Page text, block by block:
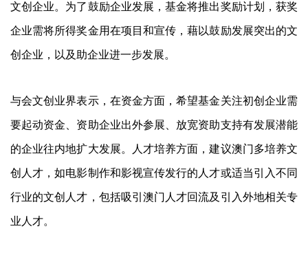
文创企业。为了鼓励企业发展，基金将推出奖励计划，获奖
企业需将所得奖金用在项目和宣传，藉以鼓励发展突出的文
创企业，以及助企业进一步发展。
与会文创业界表示，在资金方面，希望基金关注初创企业需
要起动资金、资助企业出外参展、放宽资助支持有发展潜能
的企业往内地扩大发展。人才培养方面，建议澳门多培养文
创人才，如电影制作和影视宣传发行的人才或适当引入不同
行业的文创人才，包括吸引澳门人才回流及引入外地相关专
业人才。